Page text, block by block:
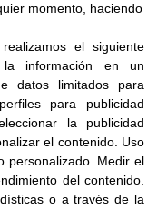
momento, haciendo
el siguiente
la información en un
datos limitados para
para publicidad
la publicidad
el contenido. Uso
personalizado. Medir el
del contenido
o a través de la